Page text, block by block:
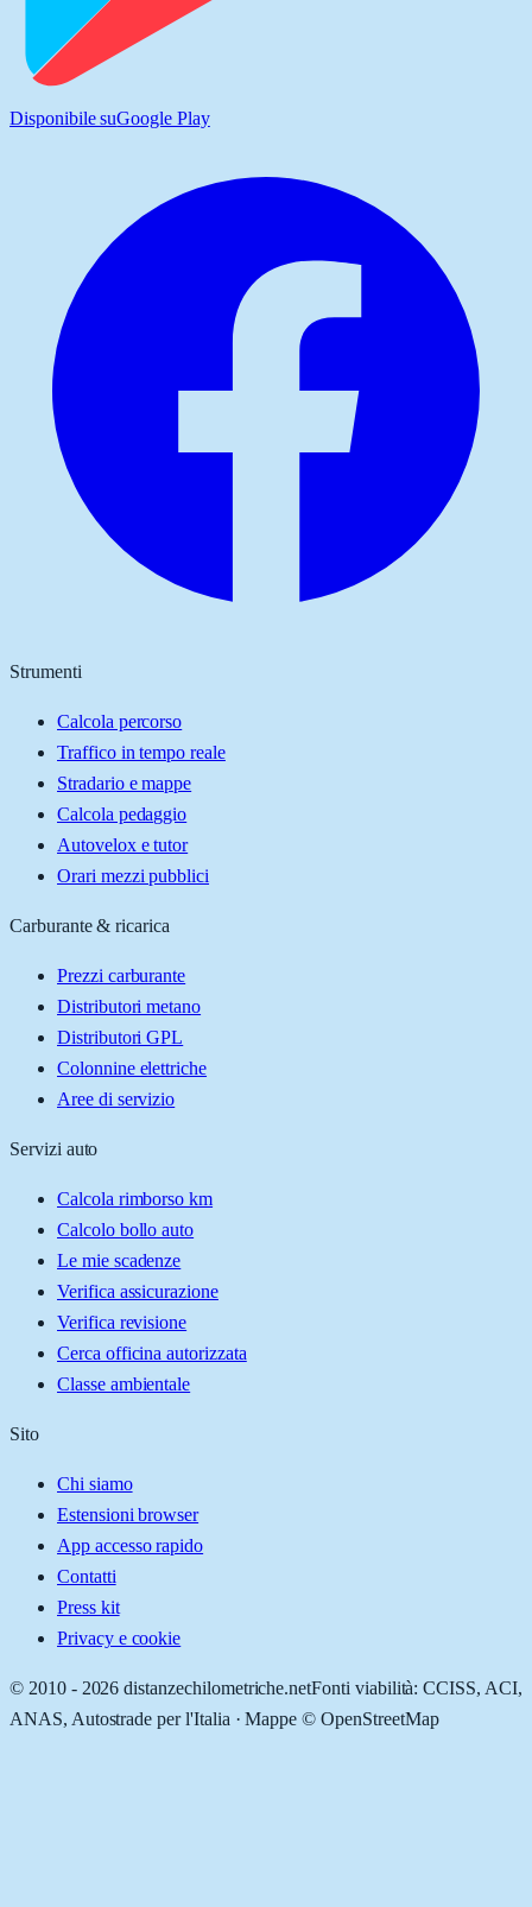
Disponibile suGoogle Play
Strumenti
Calcola percorso
Traffico in tempo reale
Stradario e mappe
Calcola pedaggio
Autovelox e tutor
Orari mezzi pubblici
Carburante & ricarica
Prezzi carburante
Distributori metano
Distributori GPL
Colonnine elettriche
Aree di servizio
Servizi auto
Calcola rimborso km
Calcolo bollo auto
Le mie scadenze
Verifica assicurazione
Verifica revisione
Cerca officina autorizzata
Classe ambientale
Sito
Chi siamo
Estensioni browser
App accesso rapido
Contatti
Press kit
Privacy e cookie
© 2010 - 2026 distanzechilometriche.netFonti viabilità: CCISS, ACI,
ANAS, Autostrade per l'Italia · Mappe © OpenStreetMap